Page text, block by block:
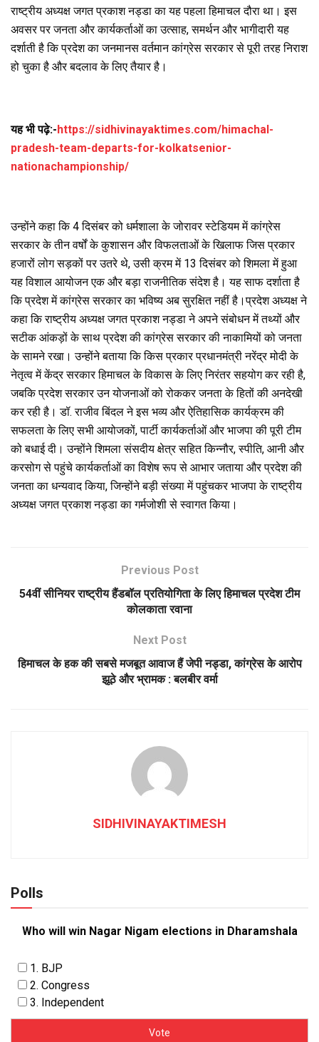
राष्ट्रीय अध्यक्ष जगत प्रकाश नड्डा का यह पहला हिमाचल दौरा था। इस
अवसर पर जनता और कार्यकर्ताओं का उत्साह, समर्थन और भागीदारी यह
दर्शाती है कि प्रदेश का जनमानस वर्तमान कांग्रेस सरकार से पूरी तरह निराश
हो चुका है और बदलाव के लिए तैयार है।
यह भी पढ़े:-https://sidhivinayaktimes.com/himachal-
pradesh-team-departs-for-kolkatsenior-
nationachampionship/
उन्होंने कहा कि 4 दिसंबर को धर्मशाला के जोरावर स्टेडियम में कांग्रेस
सरकार के तीन वर्षों के कुशासन और विफलताओं के खिलाफ जिस प्रकार
हजारों लोग सड़कों पर उतरे थे, उसी क्रम में 13 दिसंबर को शिमला में हुआ
यह विशाल आयोजन एक और बड़ा राजनीतिक संदेश है। यह साफ दर्शाता है
कि प्रदेश में कांग्रेस सरकार का भविष्य अब सुरक्षित नहीं है।प्रदेश अध्यक्ष ने
कहा कि राष्ट्रीय अध्यक्ष जगत प्रकाश नड्डा ने अपने संबोधन में तथ्यों और
सटीक आंकड़ों के साथ प्रदेश की कांग्रेस सरकार की नाकामियों को जनता
के सामने रखा। उन्होंने बताया कि किस प्रकार प्रधानमंत्री नरेंद्र मोदी के
नेतृत्व में केंद्र सरकार हिमाचल के विकास के लिए निरंतर सहयोग कर रही है,
जबकि प्रदेश सरकार उन योजनाओं को रोककर जनता के हितों की अनदेखी
कर रही है। डॉ. राजीव बिंदल ने इस भव्य और ऐतिहासिक कार्यक्रम की
सफलता के लिए सभी आयोजकों, पार्टी कार्यकर्ताओं और भाजपा की पूरी टीम
को बधाई दी। उन्होंने शिमला संसदीय क्षेत्र सहित किन्नौर, स्पीति, आनी और
करसोग से पहुंचे कार्यकर्ताओं का विशेष रूप से आभार जताया और प्रदेश की
जनता का धन्यवाद किया, जिन्होंने बड़ी संख्या में पहुंचकर भाजपा के राष्ट्रीय
अध्यक्ष जगत प्रकाश नड्डा का गर्मजोशी से स्वागत किया।
Previous Post
54वीं सीनियर राष्ट्रीय हैंडबॉल प्रतियोगिता के लिए हिमाचल प्रदेश टीम
कोलकाता रवाना
Next Post
हिमाचल के हक की सबसे मजबूत आवाज हैं जेपी नड्डा, कांग्रेस के आरोप
झूठे और भ्रामक : बलबीर वर्मा
SIDHIVINAYAKTIMESH
Polls
Who will win Nagar Nigam elections in Dharamshala
1. BJP
2. Congress
3. Independent